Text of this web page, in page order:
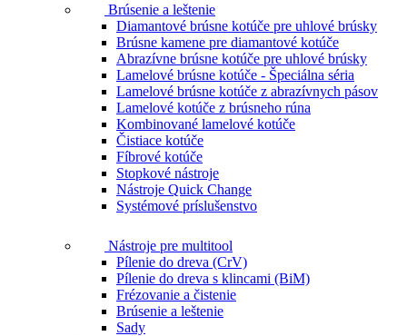
Brúsenie a leštenie
Diamantové brúsne kotúče pre uhlové brúsky
Brúsne kamene pre diamantové kotúče
Abrazívne brúsne kotúče pre uhlové brúsky
Lamelové brúsne kotúče - Špeciálna séria
Lamelové brúsne kotúče z abrazívnych pásov
Lamelové kotúče z brúsneho rúna
Kombinované lamelové kotúče
Čistiace kotúče
Fíbrové kotúče
Stopkové nástroje
Nástroje Quick Change
Systémové príslušenstvo
Nástroje pre multitool
Pílenie do dreva (CrV)
Pílenie do dreva s klincami (BiM)
Frézovanie a čistenie
Brúsenie a leštenie
Sady